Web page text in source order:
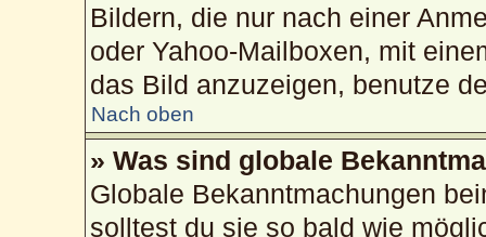
Bildern, die nur nach einer
oder Yahoo-Mailboxen, mit
das Bild anzuzeigen, benutze
Nach oben
» Was sind globale
Globale Bekanntmachungen
solltest du sie so bald wie